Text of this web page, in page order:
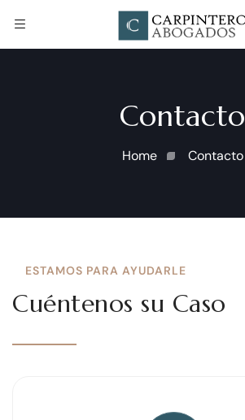
Contacto
Home Contacto
ESTAMOS PARA AYUDARLE
Cuéntenos su Caso